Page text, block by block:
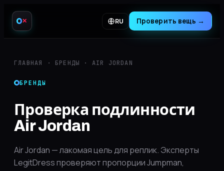
✕ RU Проверить вещь →
ГЛАВНАЯ · БРЕНДЫ · AIR JORDAN
БРЕНДЫ
Проверка подлинности
Air Jordan
Air Jordan — лакомая цель для реплик. Эксперты
LegitDress проверяют пропорции Jumpman,